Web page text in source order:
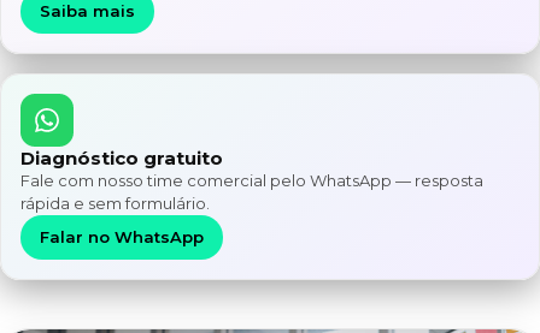
Saiba mais
Diagnóstico gratuito
Fale com nosso time comercial pelo WhatsApp — resposta
rápida e sem formulário.
Falar no WhatsApp